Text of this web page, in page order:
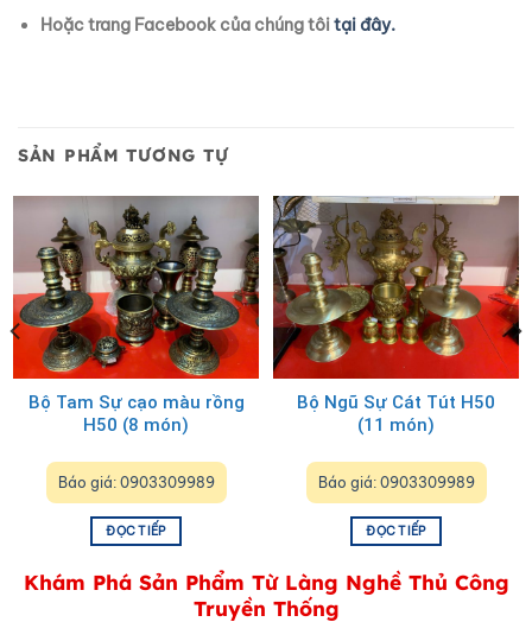
Hoặc trang Facebook của chúng tôitại đây.
SẢN PHẨM TƯƠNG TỰ
Bộ Tam Sự cạo màu rồng
H50 (8 món)
Báo giá: 0903309989
ĐỌC TIẾP
Bộ Ngũ Sự Cát Tút H50
(11 món)
Báo giá: 0903309989
ĐỌC TIẾP
Khám Phá Sản Phẩm Từ Làng Nghề Thủ Công
Truyền Thống